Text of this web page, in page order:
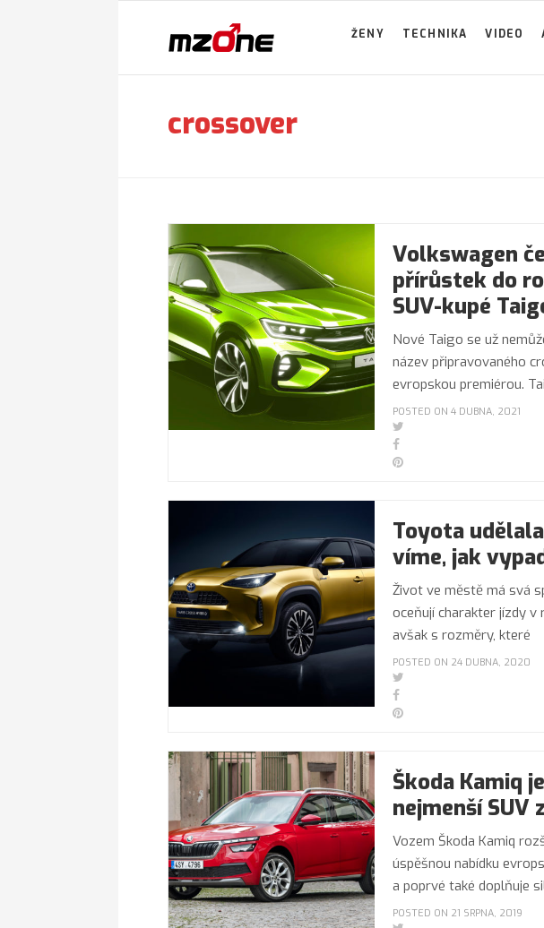
ŽENY TECHNIKA VIDEO
crossover
Volkswagen
přírůstek do
SUV-kupé
Nové Taigo se už
název připravovaného
evropskou premiérou.
POSTED ON 4 DUBNA, 2021
Toyota
víme, jak
Život ve městě má svá
oceňují charakter jízdy v
avšak s rozměry, které
POSTED ON 24 DUBNA, 2020
Škoda Kamiq
nejmenší SUV
Vozem Škoda Kamiq
úspěšnou nabídku
a poprvé také doplňuje
POSTED ON 21 SRPNA, 2019